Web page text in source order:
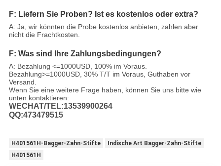
F: Liefern Sie Proben? Ist es kostenlos oder extra?
A: Ja, wir könnten die Probe kostenlos anbieten, zahlen aber
nicht die Frachtkosten.
F: Was sind Ihre Zahlungsbedingungen?
A: Bezahlung <=1000USD, 100% im Voraus.
Bezahlung>=1000USD, 30% T/T im Voraus, Guthaben vor
Versand.
Wenn Sie eine weitere Frage haben, können Sie uns bitte wie
unten kontaktieren:
WECHAT/TEL:13539900264
QQ:473479515
H401561H-Bagger-Zahn-Stifte
Indische Art Bagger-Zahn-Stifte
H401561H